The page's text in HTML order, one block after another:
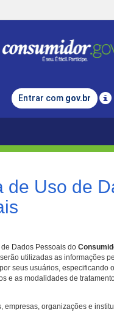
Entrar com gov.br
de Uso de
Dados Pessoais do
utilizadas as informações
seus usuários, especificando
e as modalidades de
empresas, organizações e